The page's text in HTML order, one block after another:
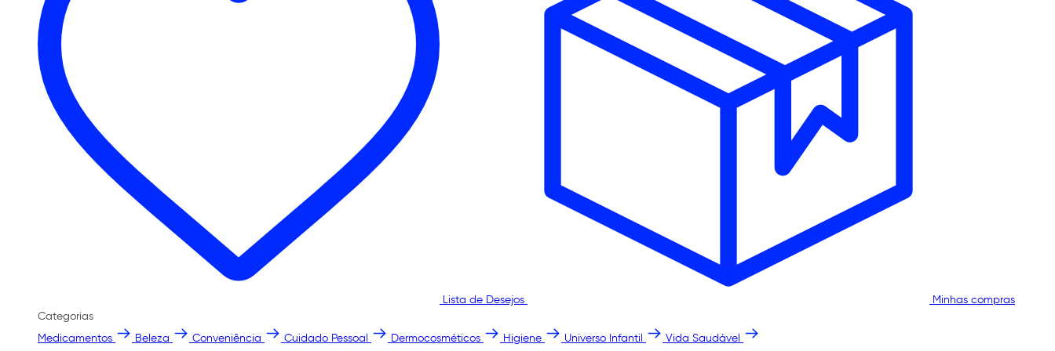
Lista de Desejos
Minhas compras
Categorias
Medicamentos
Beleza Conveniência Cuidado Pessoal Dermocosméticos Higiene Universo Infantil Vida Saudável